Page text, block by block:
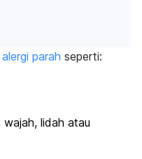
parah seperti:
lidah atau